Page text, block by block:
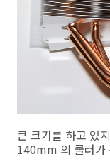
큰 크기를 하고 있
140mm 의 쿨러가